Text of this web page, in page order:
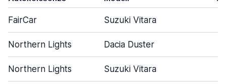
FairCar Suzuki Vitara
Northern Lights Dacia Duster
Northern Lights Suzuki Vitara